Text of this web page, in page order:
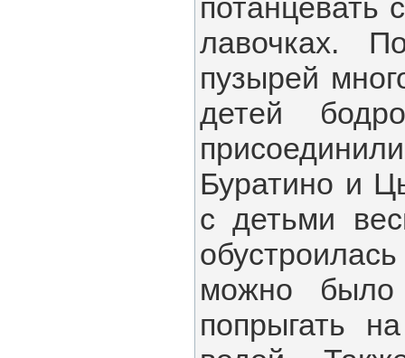
потанцевать
лавочках.
пузырей
детей
Буратино и
с детьми
можно было
попрыгать